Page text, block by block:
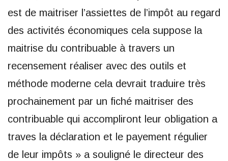
est de maitriser l’assiettes de l’impôt au regard
des activités économiques cela suppose la
maitrise du contribuable à travers un
recensement réaliser avec des outils et
méthode moderne cela devrait traduire très
prochainement par un fiché maitriser des
contribuable qui accompliront leur obligation a
traves la déclaration et le payement régulier
de leur impôts » a souligné le directeur des